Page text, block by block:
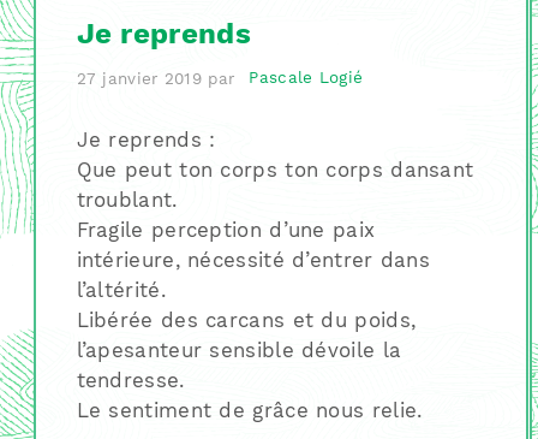
Je reprends
27 janvier 2019 par Pascale Logié
Je reprends :
Que peut ton corps ton corps dansant
troublant.
Fragile perception d’une paix
intérieure, nécessité d’entrer dans
l’altérité.
Libérée des carcans et du poids,
l’apesanteur sensible dévoile la
tendresse.
Le sentiment de grâce nous relie.